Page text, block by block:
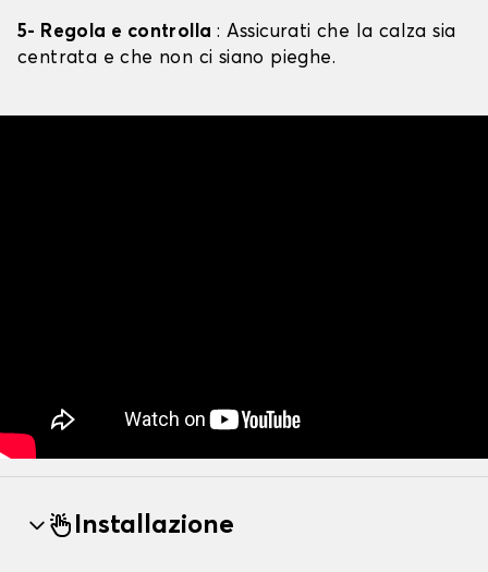
5- Regola e controlla : Assicurati che la calza sia
centrata e che non ci siano pieghe.
Installazione